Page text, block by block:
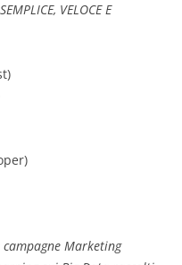
VELOCE E
Marketing